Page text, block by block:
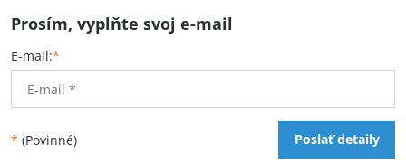
Prosím, vyplňte svoj e-mail
E-mail:*
* (Povinné) Poslať detaily